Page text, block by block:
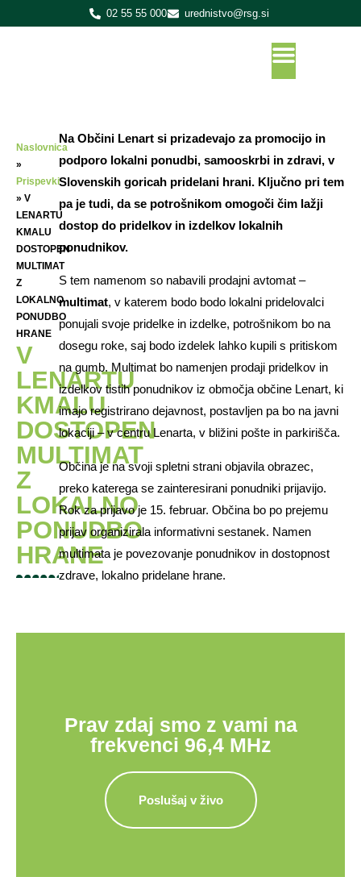
02 55 55 000 urednistvo@rsg.si
Naslovnica
»
Prispevki
» V
LENARTU
KMALU
DOSTOPEN
MULTIMAT
Z
LOKALNO
PONUDBO
HRANE
V
LENARTU
KMALU
DOSTOPEN
MULTIMAT
Z
LOKALNO
PONUDBO
HRANE
Na Občini Lenart si prizadevajo za promocijo in
podporo lokalni ponudbi, samooskrbi in zdravi, v
Slovenskih goricah pridelani hrani. Ključno pri tem
pa je tudi, da se potrošnikom omogoči čim lažji
dostop do pridelkov in izdelkov lokalnih
ponudnikov.
S tem namenom so nabavili prodajni avtomat –
multimat, v katerem bodo bodo lokalni pridelovalci
ponujali svoje pridelke in izdelke, potrošnikom bo na
dosegu roke, saj bodo izdelek lahko kupili s pritiskom
na gumb. Multimat bo namenjen prodaji pridelkov in
izdelkov tistih ponudnikov iz območja občine Lenart, ki
imajo registrirano dejavnost, postavljen pa bo na javni
lokaciji – v centru Lenarta, v bližini pošte in parkirišča.
Občina je na svoji spletni strani objavila obrazec,
preko katerega se zainteresirani ponudniki prijavijo.
Rok za prijavo je 15. februar. Občina bo po prejemu
prijav organizirala informativni sestanek. Namen
multimata je povezovanje ponudnikov in dostopnost
zdrave, lokalno pridelane hrane.
Prav zdaj smo z vami na
frekvenci 96,4 MHz
Poslušaj v živo